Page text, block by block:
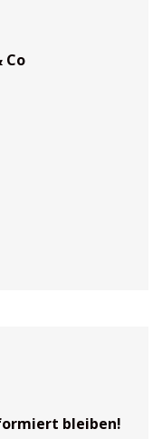
Co
bleiben!